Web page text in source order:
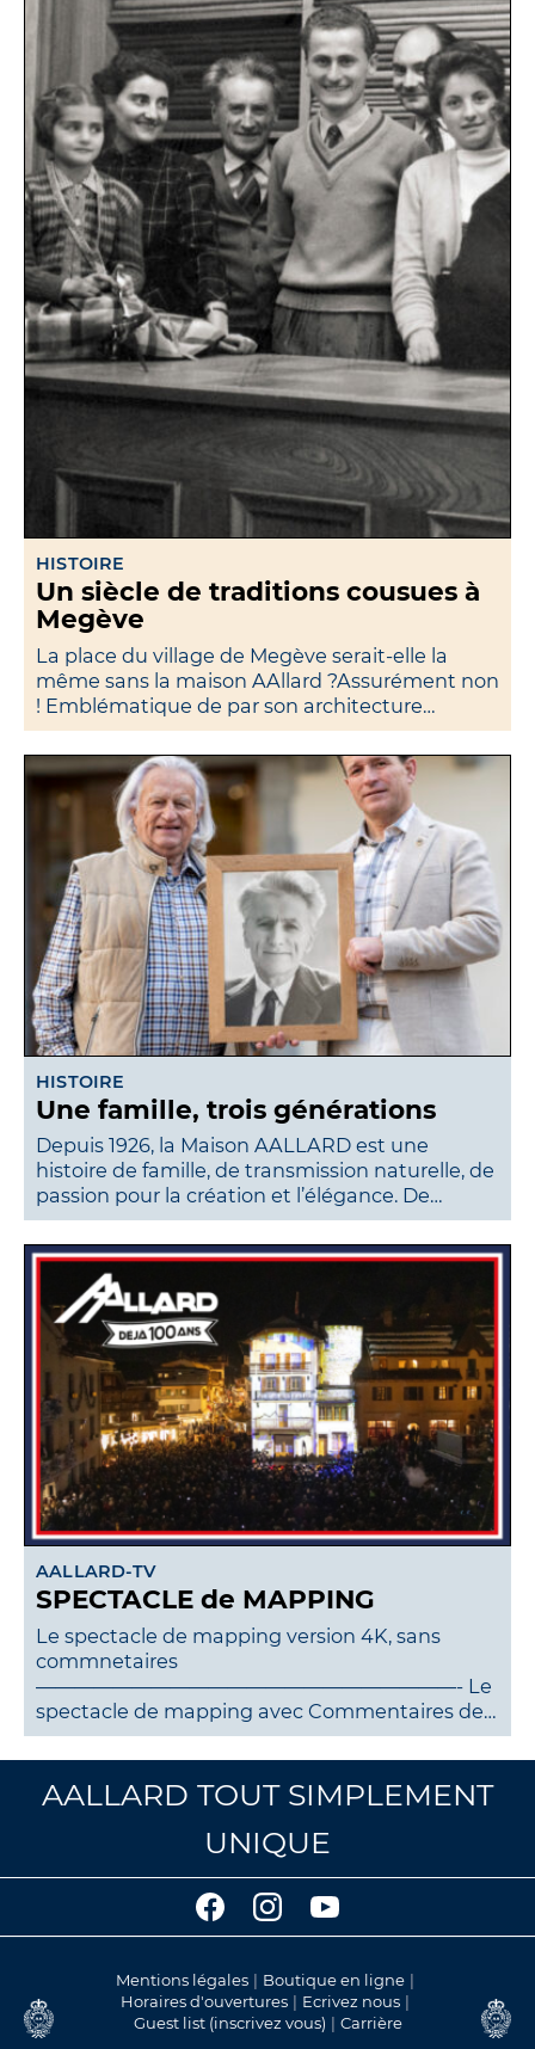
HISTOIRE
Une famille, trois générations
Depuis 1926, la Maison AALLARD est une
histoire de famille, de transmission naturelle, de
passion pour la création et l’élégance. De…
AALLARD-TV
SPECTACLE de MAPPING
Le spectacle de mapping version 4K, sans
commnetaires
——————————————————————- Le
spectacle de mapping avec Commentaires de…
HISTOIRE
Un siècle de traditions cousues à
Megève
La place du village de Megève serait-elle la
même sans la maison AAllard ?Assurément non
! Emblématique de par son architecture…
AALLARD TOUT SIMPLEMENT
UNIQUE
Mentions légales
Boutique en ligne
Horaires d'ouvertures
Ecrivez nous
Guest list (inscrivez vous)
Carrière